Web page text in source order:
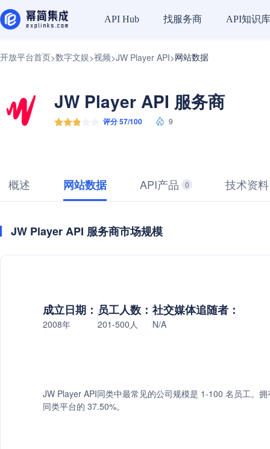
API Hub 找服务商 API知识库
开放平台首页>数字文娱>视频>JW Player API>网站数据
JW Player API 服务商
评分 57/100 9
概述 网站数据 API产品 0 技术资料
JW Player API 服务商市场规模
成立日期：
2008年
员工人数：
201-500人
社交媒体追随者：
N/A
JW Player API同类中最常见的公司规模是 1-100 名员工。
同类平台的 37.50%。